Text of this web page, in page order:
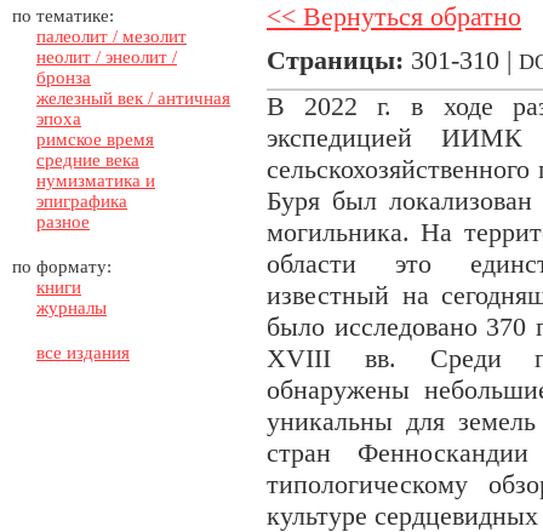
по тематике:
палеолит / мезолит
неолит / энеолит /
бронза
железный век / античная
эпоха
римское время
средние века
нумизматика и
эпиграфика
разное
по формату:
книги
журналы
все издания
<< Вернуться обратно
Страницы: 301-310 |
В 2022 г. в ходе
экспедицией
Буря был локализован
могильника. На
области это
известный на
было исследовано
XVIII вв. Среди
обнаружены
уникальны для
стран
типологическому
культуре